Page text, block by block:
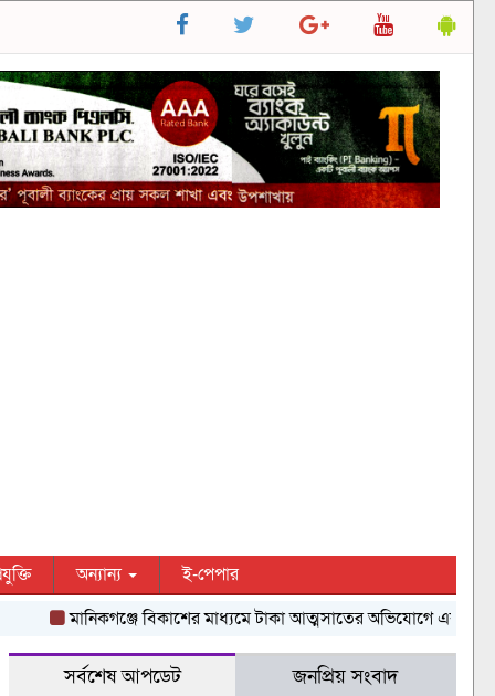
অন্যান্য
ই-পেপার
মানিকগঞ্জে বিকাশের মাধ্যমে টাকা আত্মসাতের অভিযোগে এক প্রতারক
সর্বশেষ আপডেট জনপ্রিয় সংবাদ